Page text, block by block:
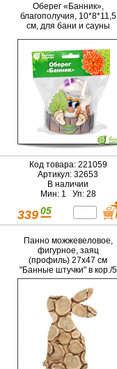
Оберег «Банник»,
благополучия, 10*8*11,5
см, для бани и сауны
Код товара: 221059
Артикул: 32653
В наличии
Мин: 1 Уп: 28
339 05
Панно можжевеловое,
фигурное, заяц
(профиль) 27х47 см
"Банные штучки" в кор./5